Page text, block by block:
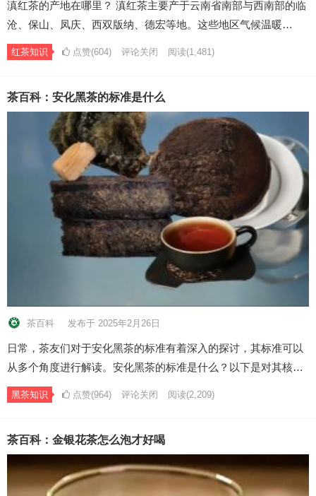
滇红茶的产地在哪里？ 滇红茶主要产于云南省南部与西南部的临
沧、保山、凤庆、西双版纳、德宏等地。这些地区气候温暖…
红茶知识 点赞(604) 评论关闭 阅读(1,481)
茶百科：安化黑茶的标准是什么
茶百科 发布于 2025年2月26日
日常，茶友们对于安化黑茶的标准有着深入的探讨，其标准可以
从多个角度进行解读。安化黑茶的标准是什么？以下是对其核…
黑茶知识 点赞(964) 评论关闭 阅读(2,209)
茶百科：金银花茶怎么泡才好喝